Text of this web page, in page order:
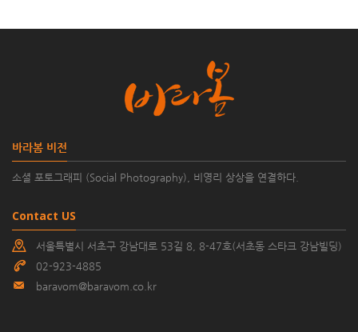
바라봄 비전
소셜 포토그래피 (Social Photography), 비영리 상상을 연결하다.
Contact US
서울특별시 서초구 강남대로 53길 8, 8-47호(서초동 스타크 강남빌딩)
02-923-4885
baravom@baravom.co.kr